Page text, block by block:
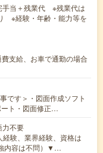
手当＋残業代 ※残業代は
※経験・年齢・能力等を
支給、お車で通勤の場合
です＞・図面作成ソフト
ート・図面修正…
力不要
経験、業界経験、資格は
内容は不問）▼…